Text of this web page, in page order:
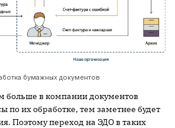
бумажных документов
больше в компании документов
по их обработке, тем заметнее будет
Поэтому переход на ЭДО в таких